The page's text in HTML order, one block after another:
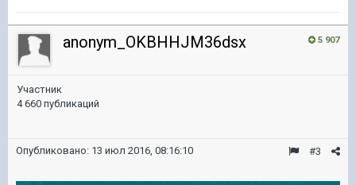
5 907
anonym_OKBHHJM36dsx
Участник
4 660 публикаций
#3
Опубликовано: 13 июл 2016, 08:16:10